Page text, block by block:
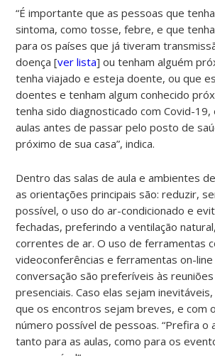
“É importante que as pessoas que
sintoma, como tosse, febre, e que
para os países que já tiveram
doença [ver lista] ou tenham alguém
tenha viajado e esteja doente,ou que
doentes e tenham algum conhecido
tenha sido diagnosticado com Covid-19,
aulas antes de passar pelo posto de
próximo de sua casa”, indica.
Dentro das salas de aula e ambientes
as orientações principais são: reduzir,
possível, o uso do ar-condicionado e
fechadas, preferindo a ventilação
correntes de ar. O uso de ferramentas
videoconferências e ferramentas on-line
conversação são preferíveis às reuniões
presenciais. Caso elas sejam
que os encontros sejam breves, e com
número possível de pessoas. “Prefira o
tanto para as aulas, como para os